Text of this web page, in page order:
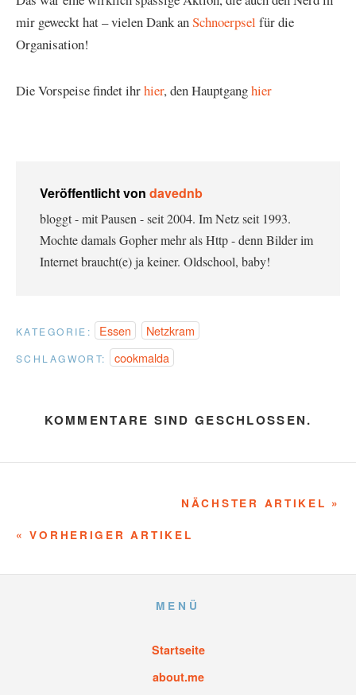
mir geweckt hat – vielen Dank anSchnoerpsel für die
Organisation!
Die Vorspeise findet ihrhier, den Hauptganghier
Veröffentlicht von davednb
bloggt - mit Pausen - seit 2004. Im Netz seit 1993.
Mochte damals Gopher mehr als Http - denn Bilder im
Internet braucht(e) ja keiner. Oldschool, baby!
KATEGORIE: Essen Netzkram
SCHLAGWORT: cookmalda
KOMMENTARE SIND GESCHLOSSEN.
NÄCHSTER ARTIKEL »
« VORHERIGER ARTIKEL
MENÜ
Startseite
about.me